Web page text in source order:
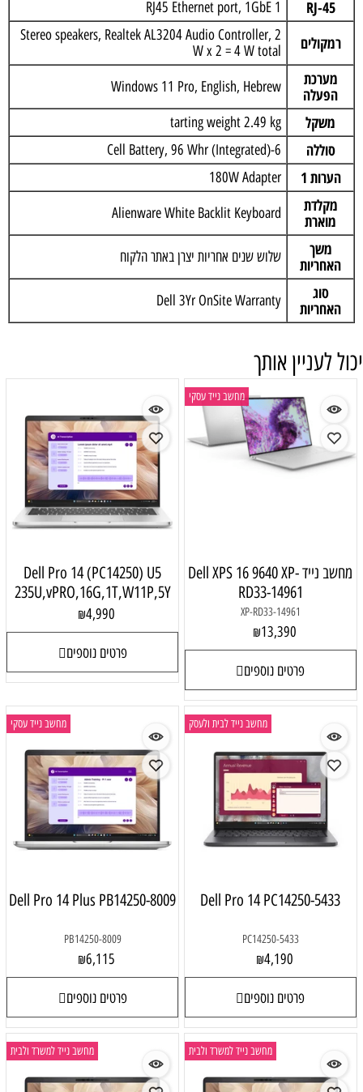
RJ-45
1 RJ45 Ethernet port, 1GbE
רמקולים
Stereo speakers, Realtek AL3204 Audio Controller, 2
W x 2 = 4 W total
מערכת
הפעלה
Windows 11 Pro, English, Hebrew
משקל tarting weight 2.49 kg
סוללה 6-Cell Battery, 96 Whr (Integrated)
הערות 1 180W Adapter
מקלדת
מוארת
Alienware White Backlit Keyboard
משך
האחריות
שלוש שנים אחריות יצרן באתר הלקוח
סוג
האחריות
Dell 3Yr OnSite Warranty
יכול לעניין אותך
מחשב נייד עסקי
מחשב נייד Dell XPS 16 9640 XP-
RD33-14961
XP-RD33-14961
₪13,390
פרטים נוספים
Dell Pro 14 (PC14250) U5
235U,vPRO,16G,1T,W11P,5Y
₪4,990
פרטים נוספים
מחשב נייד לבית ולעסק
Dell Pro 14 PC14250-5433
PC14250-5433
₪4,190
פרטים נוספים
מחשב נייד עסקי
Dell Pro 14 Plus PB14250-8009
PB14250-8009
₪6,115
פרטים נוספים
מחשב נייד למשרד ולבית מחשב נייד למשרד ולבית